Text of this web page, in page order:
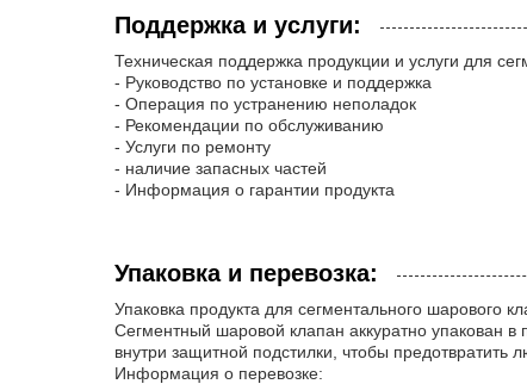
Поддержка и услуги:
Техническая поддержка продукции и услуги для
- Руководство по установке и поддержка
- Операция по устранению неполадок
- Рекомендации по обслуживанию
- Услуги по ремонту
- наличие запасных частей
- Информация о гарантии продукта
Упаковка и перевозка:
Упаковка продукта для сегментального шарового
Сегментный шаровой клапан аккуратно упакован
внутри защитной подстилки, чтобы предотвратить
Информация о перевозке: